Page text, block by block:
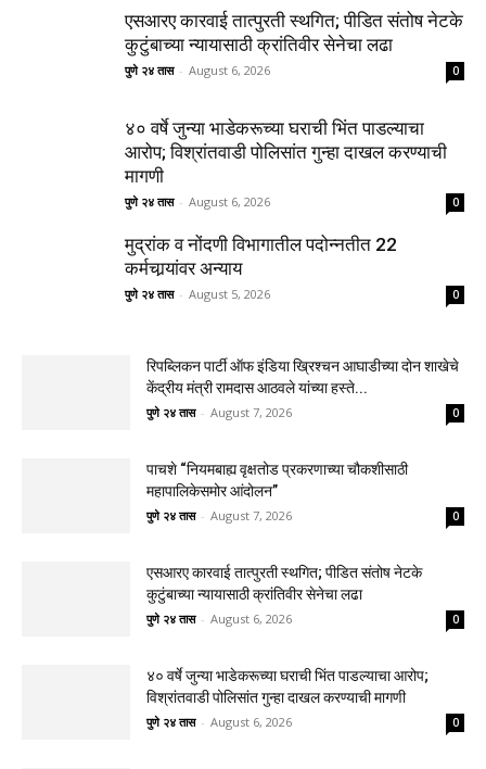
एसआरए कारवाई तात्पुरती स्थगित; पीडित संतोष नेटके
कुटुंबाच्या न्यायासाठी क्रांतिवीर सेनेचा लढा
पुणे २४ तास - August 6, 2026 0
४० वर्षे जुन्या भाडेकरूच्या घराची भिंत पाडल्याचा
आरोप; विश्रांतवाडी पोलिसांत गुन्हा दाखल करण्याची
मागणी
पुणे २४ तास - August 6, 2026 0
मुद्रांक व नोंदणी विभागातील पदोन्नतीत 22
कर्मचार्‍यांवर अन्याय
पुणे २४ तास - August 5, 2026 0
रिपब्लिकन पार्टी ऑफ इंडिया ख्रिश्चन आघाडीच्या दोन शाखेचे
केंद्रीय मंत्री रामदास आठवले यांच्या हस्ते...
पुणे २४ तास - August 7, 2026 0
पाचशे “नियमबाह्य वृक्षतोड प्रकरणाच्या चौकशीसाठी
महापालिकेसमोर आंदोलन”
पुणे २४ तास - August 7, 2026 0
एसआरए कारवाई तात्पुरती स्थगित; पीडित संतोष नेटके
कुटुंबाच्या न्यायासाठी क्रांतिवीर सेनेचा लढा
पुणे २४ तास - August 6, 2026 0
४० वर्षे जुन्या भाडेकरूच्या घराची भिंत पाडल्याचा आरोप;
विश्रांतवाडी पोलिसांत गुन्हा दाखल करण्याची मागणी
पुणे २४ तास - August 6, 2026 0